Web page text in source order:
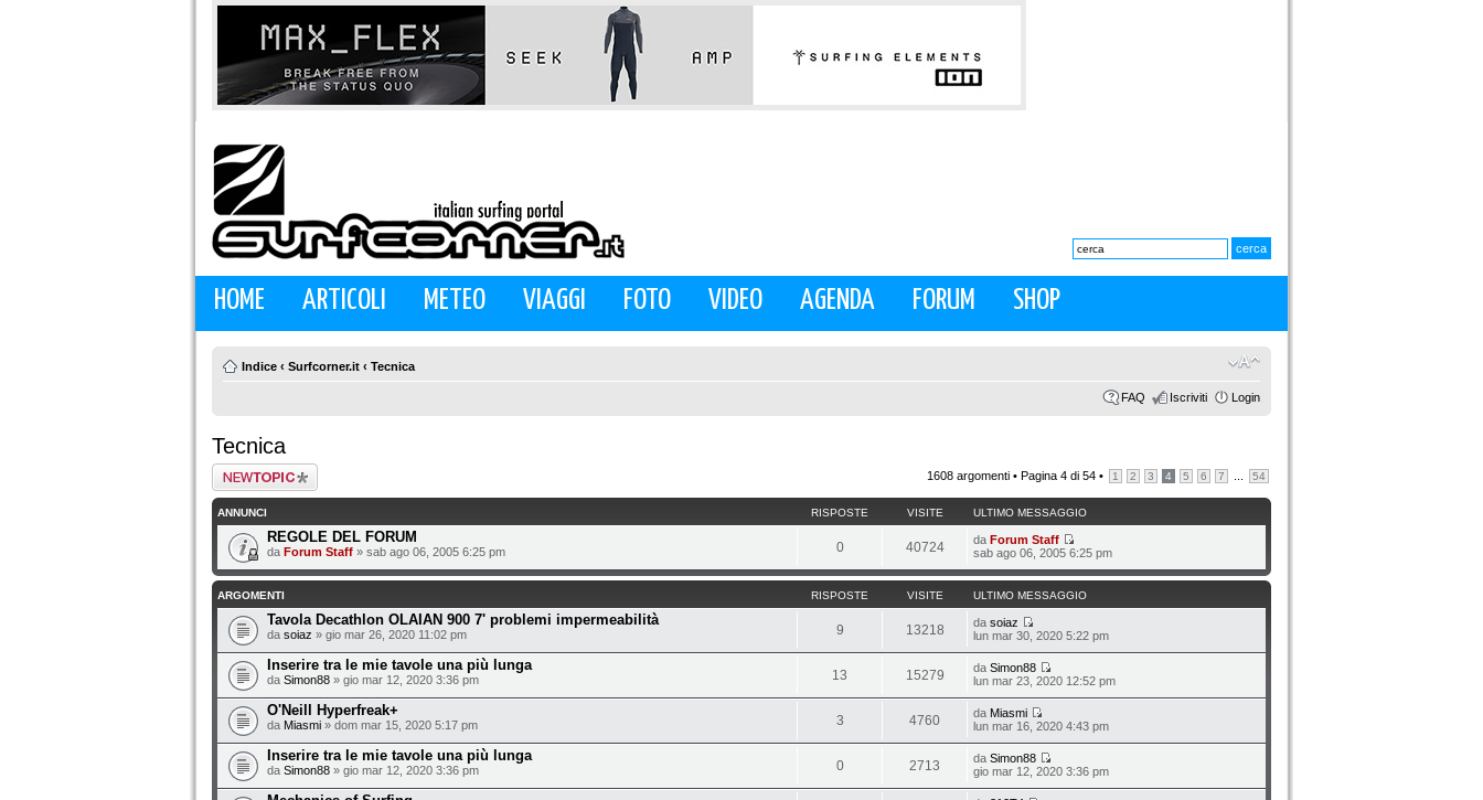
HOME ARTICOLI METEO VIAGGI FOTO VIDEO AGENDA FORUM SHOP
Indice ‹ Surfcorner.it ‹ Tecnica
FAQ Iscriviti Login
Tecnica
Scrivi un nuovo
argomento
1608 argomenti • Pagina 4 di 54 • 1 2 3 4 5 6 7 54
ANNUNCI RISPOSTE VISITE ULTIMO MESSAGGIO
REGOLE DEL FORUM
da Forum Staff » sab ago 06, 2005 6:25 pm 0 40724 da Forum Staff
sab ago 06, 2005 6:25 pm
ARGOMENTI RISPOSTE VISITE ULTIMO MESSAGGIO
Tavola Decathlon OLAIAN 900 7' problemi impermeabilità
da soiaz » gio mar 26, 2020 11:02 pm 9 13218 da soiaz
lun mar 30, 2020 5:22 pm
Inserire tra le mie tavole una più lunga
da Simon88 » gio mar 12, 2020 3:36 pm 13 15279 da Simon88
lun mar 23, 2020 12:52 pm
O'Neill Hyperfreak+
da Miasmi » dom mar 15, 2020 5:17 pm 3 4760 da Miasmi
lun mar 16, 2020 4:43 pm
Inserire tra le mie tavole una più lunga
da Simon88 » gio mar 12, 2020 3:36 pm 0 2713 da Simon88
gio mar 12, 2020 3:36 pm